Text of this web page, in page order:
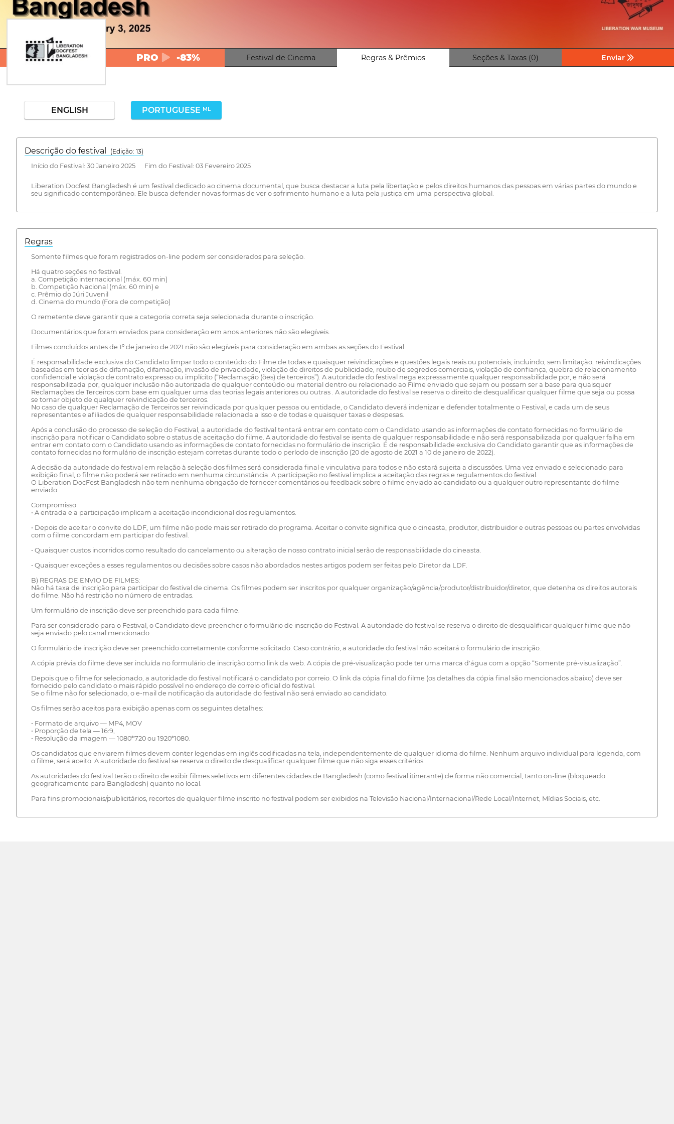
PRO -83% Festival de Cinema Regras & Prêmios Seções & Taxas (0) Enviar
ENGLISH PORTUGUESE ML
Descrição do festival
(Edição: 13)
Início do Festival: 30 Janeiro 2025 Fim do Festival: 03 Fevereiro 2025
Liberation Docfest Bangladesh é um festival dedicado ao cinema documental, que busca destacar a luta pela libertação e pelos direitos humanos das pessoas em várias partes do mundo e
seu significado contemporâneo. Ele busca defender novas formas de ver o sofrimento humano e a luta pela justiça em uma perspectiva global.
Regras
Somente filmes que foram registrados on-line podem ser considerados para seleção.
Há quatro seções no festival.
a. Competição internacional (máx. 60 min)
b. Competição Nacional (máx. 60 min) e
c. Prêmio do Júri Juvenil
d. Cinema do mundo (Fora de competição)
O remetente deve garantir que a categoria correta seja selecionada durante o inscrição.
Documentários que foram enviados para consideração em anos anteriores não são elegíveis.
Filmes concluídos antes de 1º de janeiro de 2021 não são elegíveis para consideração em ambas as seções do Festival.
É responsabilidade exclusiva do Candidato limpar todo o conteúdo do Filme de todas e quaisquer reivindicações e questões legais reais ou potenciais, incluindo, sem limitação, reivindicações
baseadas em teorias de difamação, difamação, invasão de privacidade, violação de direitos de publicidade, roubo de segredos comerciais, violação de confiança, quebra de relacionamento
confidencial e violação de contrato expresso ou implícito (“Reclamação (ões) de terceiros”). A autoridade do festival nega expressamente qualquer responsabilidade por, e não será
responsabilizada por, qualquer inclusão não autorizada de qualquer conteúdo ou material dentro ou relacionado ao Filme enviado que sejam ou possam ser a base para quaisquer
Reclamações de Terceiros com base em qualquer uma das teorias legais anteriores ou outras . A autoridade do festival se reserva o direito de desqualificar qualquer filme que seja ou possa
se tornar objeto de qualquer reivindicação de terceiros.
No caso de qualquer Reclamação de Terceiros ser reivindicada por qualquer pessoa ou entidade, o Candidato deverá indenizar e defender totalmente o Festival, e cada um de seus
representantes e afiliados de qualquer responsabilidade relacionada a isso e de todas e quaisquer taxas e despesas.
Após a conclusão do processo de seleção do Festival, a autoridade do festival tentará entrar em contato com o Candidato usando as informações de contato fornecidas no formulário de
inscrição para notificar o Candidato sobre o status de aceitação do filme. A autoridade do festival se isenta de qualquer responsabilidade e não será responsabilizada por qualquer falha em
entrar em contato com o Candidato usando as informações de contato fornecidas no formulário de inscrição. É de responsabilidade exclusiva do Candidato garantir que as informações de
contato fornecidas no formulário de inscrição estejam corretas durante todo o período de inscrição (20 de agosto de 2021 a 10 de janeiro de 2022).
A decisão da autoridade do festival em relação à seleção dos filmes será considerada final e vinculativa para todos e não estará sujeita a discussões. Uma vez enviado e selecionado para
exibição final, o filme não poderá ser retirado em nenhuma circunstância. A participação no festival implica a aceitação das regras e regulamentos do festival.
O Liberation DocFest Bangladesh não tem nenhuma obrigação de fornecer comentários ou feedback sobre o filme enviado ao candidato ou a qualquer outro representante do filme
enviado.
Compromisso
• A entrada e a participação implicam a aceitação incondicional dos regulamentos.
• Depois de aceitar o convite do LDF, um filme não pode mais ser retirado do programa. Aceitar o convite significa que o cineasta, produtor, distribuidor e outras pessoas ou partes envolvidas
com o filme concordam em participar do festival.
• Quaisquer custos incorridos como resultado do cancelamento ou alteração de nosso contrato inicial serão de responsabilidade do cineasta.
• Quaisquer exceções a esses regulamentos ou decisões sobre casos não abordados nestes artigos podem ser feitas pelo Diretor da LDF.
B) REGRAS DE ENVIO DE FILMES:
Não há taxa de inscrição para participar do festival de cinema. Os filmes podem ser inscritos por qualquer organização/agência/produtor/distribuidor/diretor, que detenha os direitos autorais
do filme. Não há restrição no número de entradas.
Um formulário de inscrição deve ser preenchido para cada filme.
Para ser considerado para o Festival, o Candidato deve preencher o formulário de inscrição do Festival. A autoridade do festival se reserva o direito de desqualificar qualquer filme que não
seja enviado pelo canal mencionado.
O formulário de inscrição deve ser preenchido corretamente conforme solicitado. Caso contrário, a autoridade do festival não aceitará o formulário de inscrição.
A cópia prévia do filme deve ser incluída no formulário de inscrição como link da web. A cópia de pré-visualização pode ter uma marca d'água com a opção “Somente pré-visualização”.
Depois que o filme for selecionado, a autoridade do festival notificará o candidato por correio. O link da cópia final do filme (os detalhes da cópia final são mencionados abaixo) deve ser
fornecido pelo candidato o mais rápido possível no endereço de correio oficial do festival.
Se o filme não for selecionado, o e-mail de notificação da autoridade do festival não será enviado ao candidato.
Os filmes serão aceitos para exibição apenas com os seguintes detalhes:
• Formato de arquivo — MP4, MOV
• Proporção de tela — 16:9,
• Resolução da imagem — 1080*720 ou 1920*1080.
Os candidatos que enviarem filmes devem conter legendas em inglês codificadas na tela, independentemente de qualquer idioma do filme. Nenhum arquivo individual para legenda, com
o filme, será aceito. A autoridade do festival se reserva o direito de desqualificar qualquer filme que não siga esses critérios.
As autoridades do festival terão o direito de exibir filmes seletivos em diferentes cidades de Bangladesh (como festival itinerante) de forma não comercial, tanto on-line (bloqueado
geograficamente para Bangladesh) quanto no local.
Para fins promocionais/publicitários, recortes de qualquer filme inscrito no festival podem ser exibidos na Televisão Nacional/Internacional/Rede Local/Internet, Mídias Sociais, etc.